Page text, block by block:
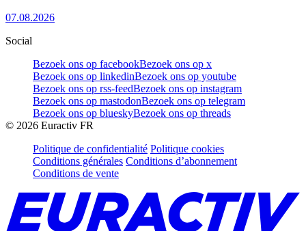
07.08.2026
Social
Bezoek ons op facebookBezoek ons op x
Bezoek ons op linkedinBezoek ons op youtube
Bezoek ons op rss-feedBezoek ons op instagram
Bezoek ons op mastodonBezoek ons op telegram
Bezoek ons op blueskyBezoek ons op threads
© 2026 Euractiv FR
Politique de confidentialité Politique cookies
Conditions générales Conditions d’abonnement
Conditions de vente